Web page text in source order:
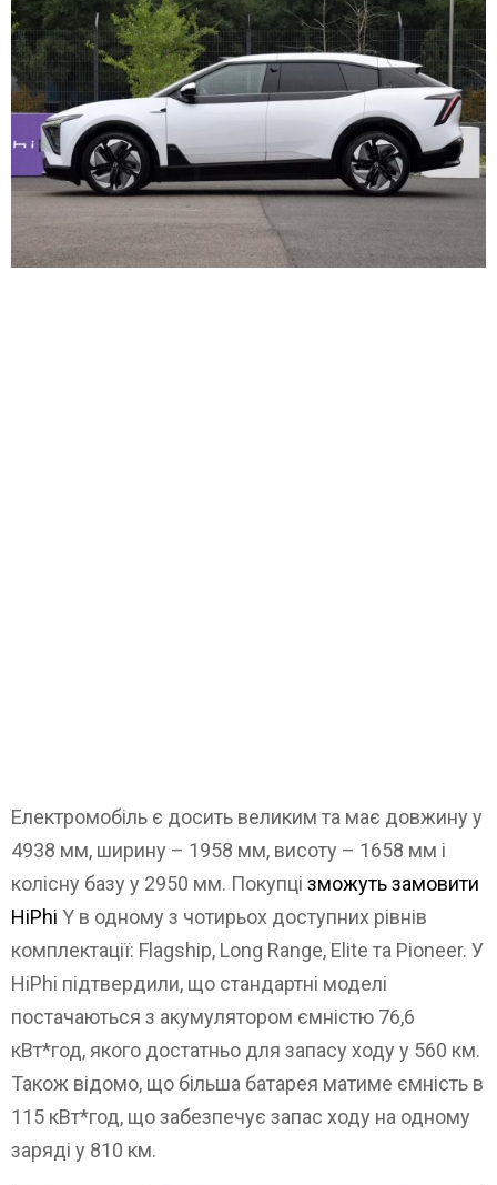
Електромобіль є досить великим та має довжину у
4938 мм, ширину – 1958 мм, висоту – 1658 мм і
колісну базу у 2950 мм. Покупці зможуть замовити
HiPhi Y в одному з чотирьох доступних рівнів
комплектації: Flagship, Long Range, Elite та Pioneer. У
HiPhi підтвердили, що стандартні моделі
постачаються з акумулятором ємністю 76,6
кВт*год, якого достатньо для запасу ходу у 560 км.
Також відомо, що більша батарея матиме ємність в
115 кВт*год, що забезпечує запас ходу на одному
заряді у 810 км.